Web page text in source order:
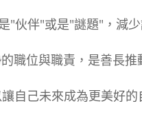
"伙伴"或是"謎題"，減
職位與職責，是善長推
自己未來成為更美好的